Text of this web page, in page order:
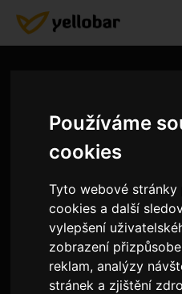
Používáme
cookies
Tyto webové
cookies a další
vylepšení
zobrazení
reklam, analýzy
stránek a zjištění